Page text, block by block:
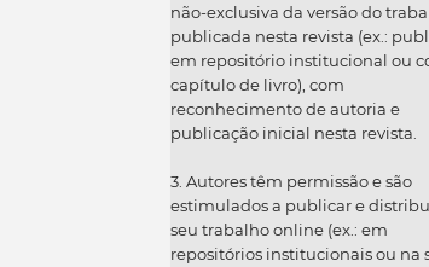
não-exclusiva da versão do
publicada nesta revista (ex.:
em repositório institucional ou
capítulo de livro), com
reconhecimento de autoria e
publicação inicial nesta revista.
3. Autores têm permissão e são
estimulados a publicar e
seu trabalho online (ex.: em
repositórios institucionais ou na